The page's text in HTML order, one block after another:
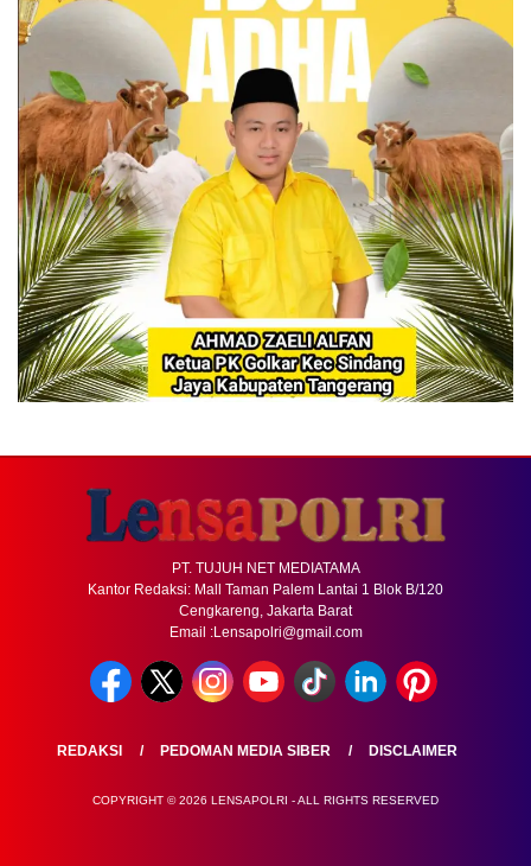
PT. TUJUH NET MEDIATAMA
Kantor Redaksi: Mall Taman Palem Lantai 1 Blok B/120
Cengkareng, Jakarta Barat
Email :Lensapolri@gmail.com
REDAKSI PEDOMAN MEDIA SIBER DISCLAIMER
COPYRIGHT © 2026 LENSAPOLRI - ALL RIGHTS RESERVED